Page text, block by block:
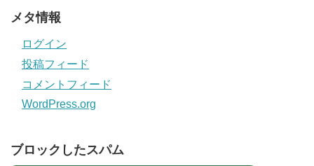
メタ情報
ログイン
投稿フィード
コメントフィード
WordPress.org
ブロックしたスパム